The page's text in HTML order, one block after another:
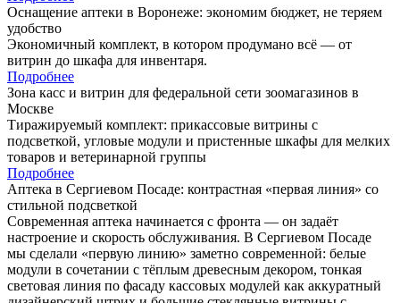
Оснащение аптеки в Воронеже: экономим бюджет, не теряем
удобство
Экономичный комплект, в котором продумано всё — от
витрин до шкафа для инвентаря.
Подробнее
Зона касс и витрин для федеральной сети зоомагазинов в
Москве
Тиражируемый комплект: прикассовые витрины с
подсветкой, угловые модули и пристенные шкафы для мелких
товаров и ветеринарной группы
Подробнее
Аптека в Сергиевом Посаде: контрастная «первая линия» со
стильной подсветкой
Современная аптека начинается с фронта — он задаёт
настроение и скорость обслуживания. В Сергиевом Посаде
мы сделали «первую линию» заметно современной: белые
модули в сочетании с тёплым древесным декором, тонкая
световая линия по фасаду кассовых модулей как аккуратный